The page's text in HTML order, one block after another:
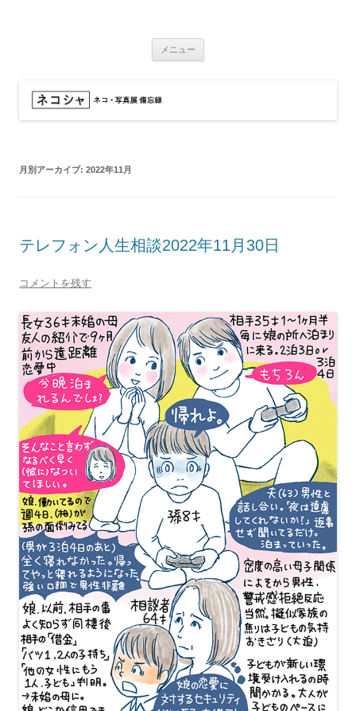
メニュー
月別アーカイブ: 2022年11月
テレフォン人生相談2022年11月30日
コメントを残す